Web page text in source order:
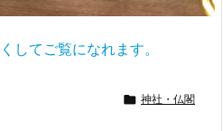
してご覧になれます。
 神社・仏閣